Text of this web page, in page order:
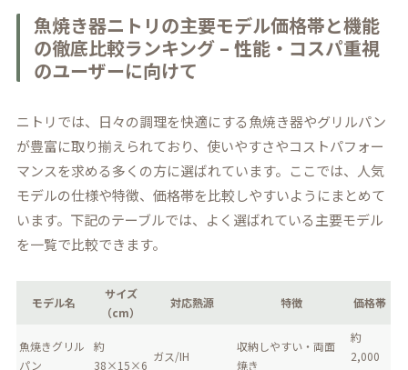
魚焼き器ニトリの主要モデル価格帯と機能
の徹底比較ランキング – 性能・コスパ重視
のユーザーに向けて
ニトリでは、日々の調理を快適にする魚焼き器やグリルパン
が豊富に取り揃えられており、使いやすさやコストパフォー
マンスを求める多くの方に選ばれています。ここでは、人気
モデルの仕様や特徴、価格帯を比較しやすいようにまとめて
います。下記のテーブルでは、よく選ばれている主要モデル
を一覧で比較できます。
モデル名
サイズ
（cm）
対応熱源 特徴 価格帯
魚焼きグリル
パン
約
38×15×6
ガス/IH
収納しやすい・両面
焼き
約
2,000